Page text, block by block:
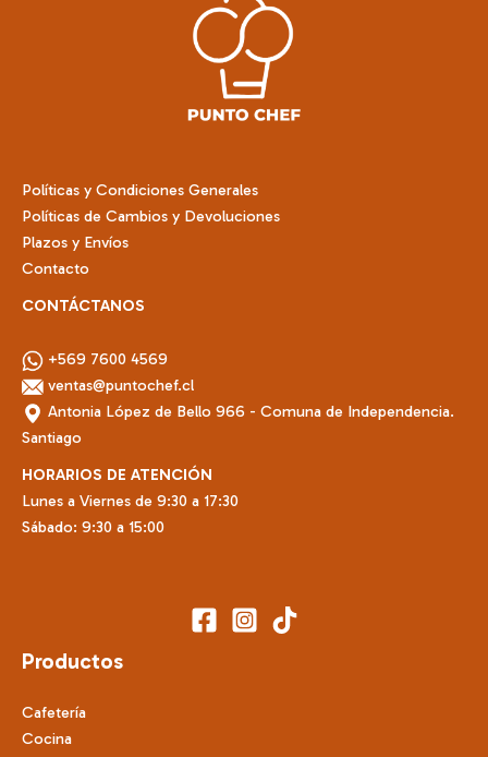
Políticas y Condiciones Generales
Políticas de Cambios y Devoluciones
Plazos y Envíos
Contacto
CONTÁCTANOS
+569 7600 4569
ventas@puntochef.cl
Antonia López de Bello 966 - Comuna de Independencia.
Santiago
HORARIOS DE ATENCIÓN
Lunes a Viernes de 9:30 a 17:30
Sábado: 9:30 a 15:00
Productos
Cafetería
Cocina